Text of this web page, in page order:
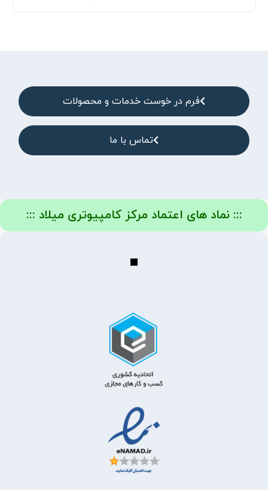
فرم در خوست خدمات و محصولات
تماس با ما
::: نماد های اعتماد مرکز کامپیوتری میلاد :::